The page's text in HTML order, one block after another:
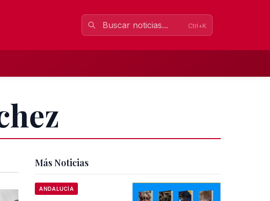
Ctrl+K
Más Noticias
ANDALUCÍA